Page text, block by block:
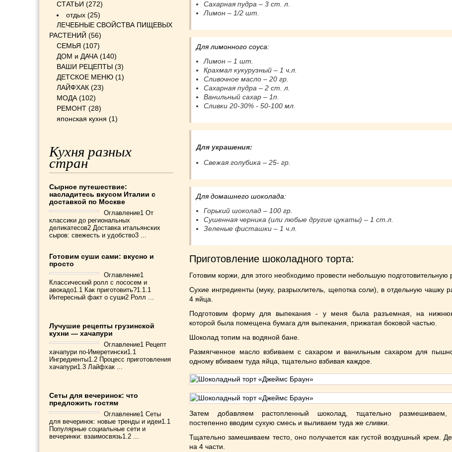
Сахарная пудра – 3 ст. л.
Лимон – 1/2 шт.
Для лимонного соуса:
Лимон – 1 шт.
Крахмал кукурузный – 1 ч.л.
Сливочное масло – 20 гр.
Сахарная пудра – 2 ст. л.
Ванильный сахар – 1п.
Сливки 20-30% - 50-100 мл.
Для украшения:
Свежая голубика – 25- гр.
Для домашнего шоколада:
Горький шоколад – 100 гр.
Сушенная черника (или любые другие цукаты) – 1 ст.л.
Зеленые фисташки – 1 ч.л.
Приготовление шоколадного торта:
Готовим коржи, для этого необходимо провести небольшую подготовительную
Сухие ингредиенты (муку, разрыхлитель, щепотка соли), в отдельную чашку
4 яйца.
Подготовим форму для выпекания - у меня была разъемная, на
которой была помещена бумага для выпекания, прижатая боковой частью.
Шоколад топим на водяной бане.
Размягченное масло взбиваем с сахаром и ванильным сахаром для
одному вбиваем туда яйца, тщательно взбивая каждое.
Затем добавляем растопленный шоколад, тщательно размешиваем,
постепенно вводим сухую смесь и выливаем туда же сливки.
Тщательно замешиваем тесто, оно получается как густой воздушный крем.
на 4 части.
СТАТЬИ (272)
отдых (25)
ЛЕЧЕБНЫЕ СВОЙСТВА ПИЩЕВЫХ
РАСТЕНИЙ (56)
СЕМЬЯ (107)
ДОМ и ДАЧА (140)
ВАШИ РЕЦЕПТЫ (3)
ДЕТСКОЕ МЕНЮ (1)
ЛАЙФХАК (23)
МОДА (102)
РЕМОНТ (28)
японская кухня (1)
Кухня разных
стран
Сырное путешествие:
насладитесь вкусом Италии с
доставкой по Москве
Оглавление1 От
классики до региональных
деликатесов2 Доставка итальянских
сыров: свежесть и удобство3 ...
Готовим суши сами: вкусно и
просто
Оглавление1
Классический ролл с лососем и
авокадо1.1 Как приготовить?1.1.1
Интересный факт о суши2 Ролл ...
Лучушие рецепты грузинской
кухни — хачапури
Оглавление1 Рецепт
хачапури по-Имеретински1.1
Ингредиенты1.2 Процесс приготовления
хачапури1.3 Лайфхак ...
Сеты для вечеринок: что
предложить гостям
Оглавление1 Сеты
для вечеринок: новые тренды и идеи1.1
Популярные социальные сети и
вечеринки: взаимосвязь1.2 ...